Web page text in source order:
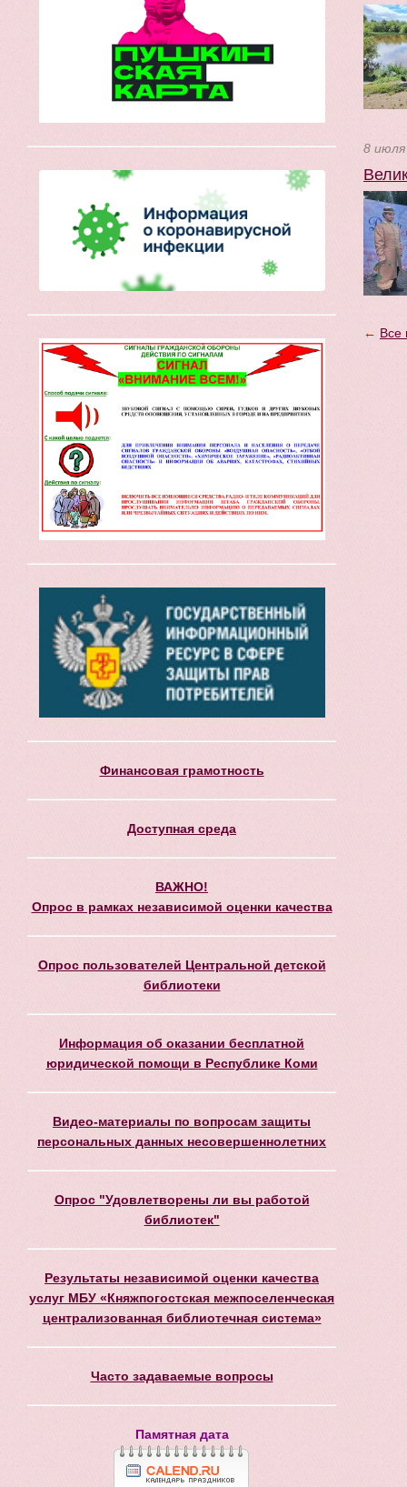
Финансовая грамотность
Доступная среда
ВАЖНО!
Опрос в рамках независимой оценки качества
Опрос пользователей Центральной детской
библиотеки
Информация об оказании бесплатной
юридической помощи в Республике Коми
Видео-материалы по вопросам защиты
персональных данных несовершеннолетних
Опрос "Удовлетворены ли вы работой
библиотек"
Результаты независимой оценки качества
услуг МБУ «Княжпогостская межпоселенческая
централизованная библиотечная система»
Часто задаваемые вопросы
Памятная дата
8
← Все